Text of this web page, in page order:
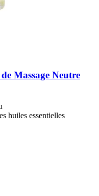
Massage Neutre
huiles essentielles